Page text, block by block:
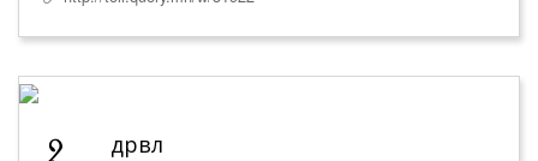
дөрвөл